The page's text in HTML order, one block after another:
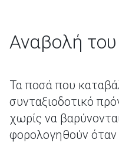
Αναβολή
Τα ποσά που
συνταξιοδοτικό
χωρίς να
φορολογηθούν